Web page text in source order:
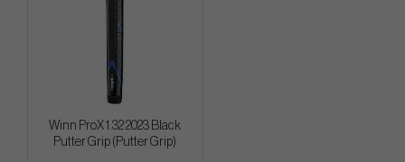
Winn ProX 1.32 2023 Black
Putter Grip (Putter Grip)